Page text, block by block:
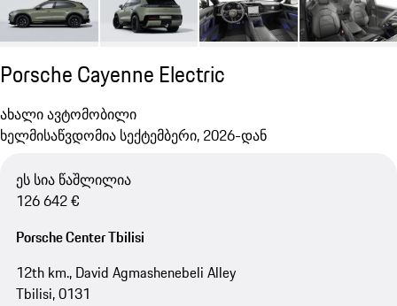
Porsche Cayenne Electric
ახალი ავტომობილი
ხელმისაწვდომია სექტემბერი, 2026-დან
ეს სია წაშლილია
126 642 €
Porsche Center Tbilisi
12th km., David Agmashenebeli Alley
Tbilisi, 0131